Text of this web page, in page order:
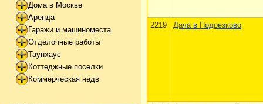
Дома в Москве
Аренда
Гаражи и машиноместа
Отделочные работы
Таунхаус
Коттеджные поселки
Коммерческая недв
2219 Дача в Подрезково